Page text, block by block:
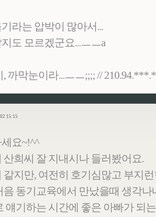
라는 압박이 많아서...
도 모르겠군요...ㅡㅡa
, 까막눈이라...ㅡㅡ;;;; //
15:15
요~!^^
산희씨 잘 지내시나 들러봤어요.
같지만, 여전히 호기심많고 부지
음 동기교육에서 만났을때 생각나
얘기하는 시간에 좋은 아빠가 되